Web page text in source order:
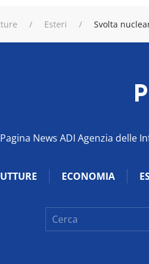
Esteri Svolta
News ADI Agenzia
ECONOMIA